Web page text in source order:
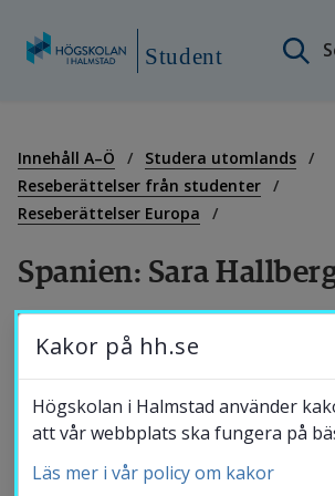
innehåll
Student
Innehåll A–Ö
Studera utomlands
Reseberättelser från studenter
Reseberättelser Europa
Spanien: Sara
Sara Hallberg, som har studerat
Internationella
vid Högskolan, valde att
studier med en extra
åkte till Spanien och studerade
Min sida
Innehåll A–Ö
Studiestöd
Studentnytt
Kakor på hh.se
Högskolan i Halmstad använder
att vår webbplats ska fungera på
Läs mer i vår policy om kakor